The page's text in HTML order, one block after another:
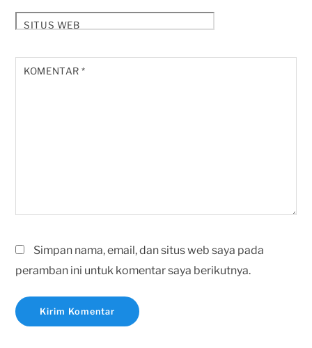
KOMENTAR*
SITUS WEB
Simpan nama, email, dan situs web saya pada
peramban ini untuk komentar saya berikutnya.